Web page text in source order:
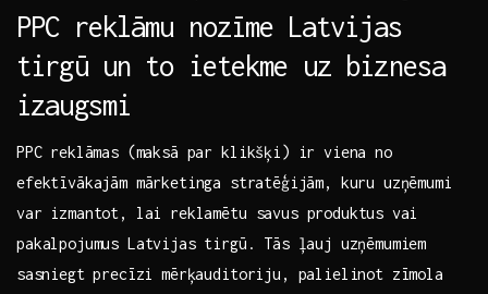
PPC reklāmu nozīme ⁣Latvijas
tirgū un to ietekme uz biznesa
izaugsmi
PPC⁢ reklāmas (maksā par klikšķi) ir viena no
efektīvākajām mārketinga⁤ stratēģijām,‌ kuru uzņēmumi
var izmantot, lai reklamētu savus produktus ⁢vai
pakalpojumus Latvijas ​tirgū.⁤ Tās ļauj uzņēmumiem
⁣sasniegt precīzi mērķauditoriju, palielinot zīmola